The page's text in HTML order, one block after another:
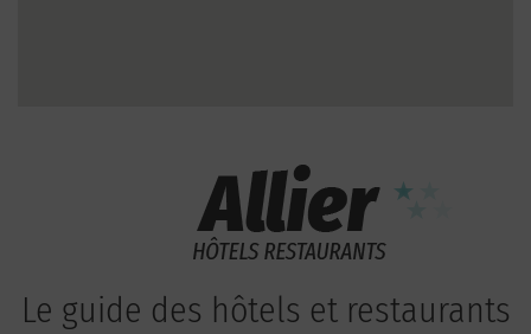
Le guide des hôtels et restaurants